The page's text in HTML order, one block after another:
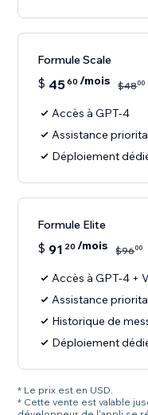
Formule Scale
$ 4560 /mois $4800
Accès à GPT-4
Assistance
Déploiement
Formule Elite
$ 91 20 /mois $9600
Accès à GPT-4 +
Assistance
Historique de
Déploiement
* Le prix est en USD.
* Cette vente est valable